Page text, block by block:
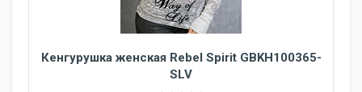
Кенгурушка женская Rebel Spirit GBKH100365-
SLV